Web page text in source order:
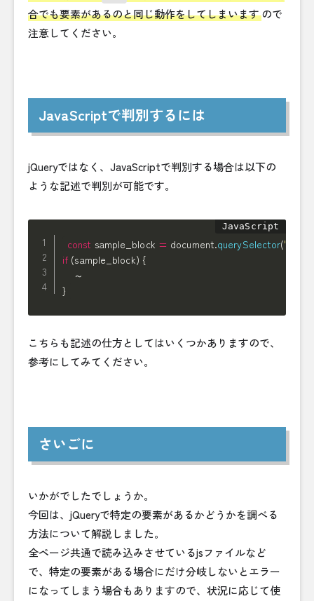
合でも要素があるのと同じ動作をしてしまいますので
注意してください。
JavaScriptで判別するには
jQueryではなく、JavaScriptで判別する場合は以下の
ような記述で判別が可能です。
const sample_block = document.querySelector(
if (sample_block) {
}
こちらも記述の仕方としてはいくつかありますので、
参考にしてみてください。
さいごに
いかがでしたでしょうか。
今回は、jQueryで特定の要素があるかどうかを調べる
方法について解説しました。
全ページ共通で読み込みさせているjsファイルなど
で、特定の要素がある場合にだけ分岐しないとエラー
になってしまう場合もありますので、状況に応じて使